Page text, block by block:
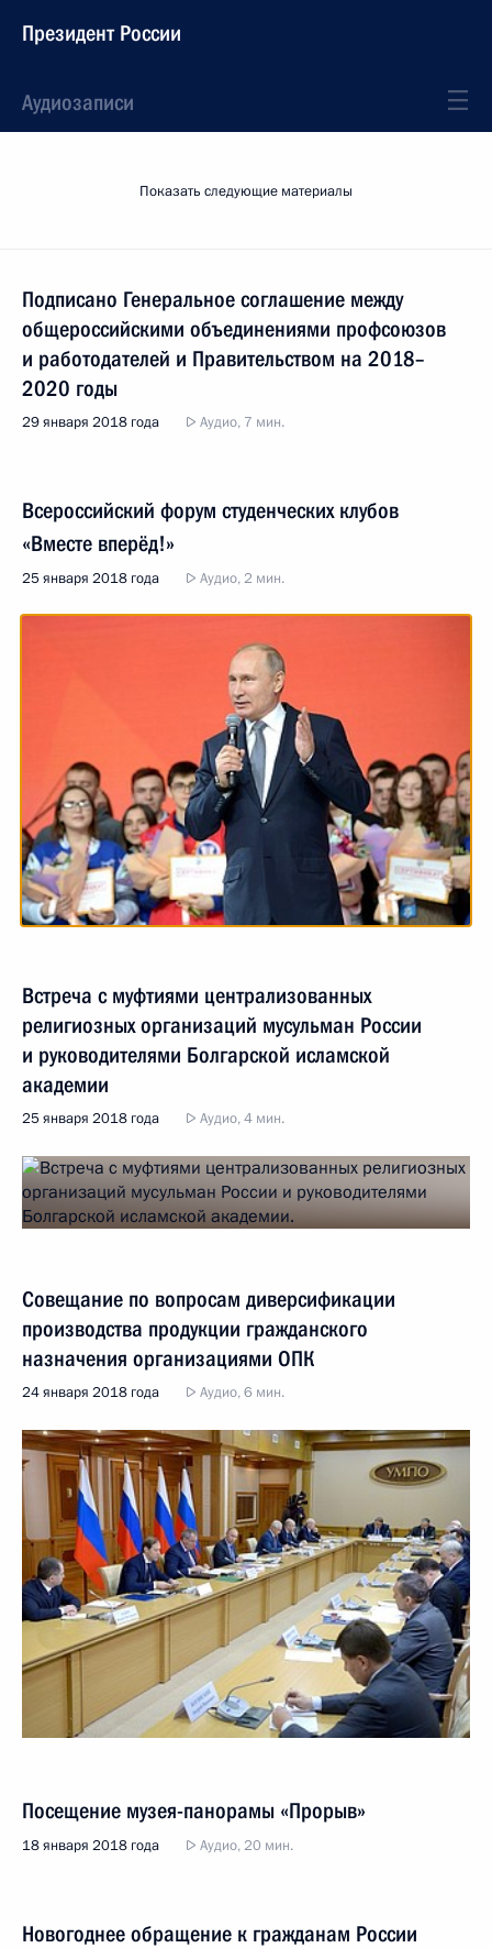
Президент России
Аудиозаписи
Показать следующие материалы
Подписано Генеральное соглашение между
общероссийскими объединениями профсоюзов
и работодателей и Правительством на 2018–
2020 годы
29 января 2018 года Аудио, 7 мин.
Всероссийский форум студенческих клубов
«Вместе вперёд!»
25 января 2018 года Аудио, 2 мин.
Встреча с муфтиями централизованных
религиозных организаций мусульман России
и руководителями Болгарской исламской
академии
25 января 2018 года Аудио, 4 мин.
Совещание по вопросам диверсификации
производства продукции гражданского
назначения организациями ОПК
24 января 2018 года Аудио, 6 мин.
Посещение музея-панорамы «Прорыв»
18 января 2018 года Аудио, 20 мин.
Новогоднее обращение к гражданам России